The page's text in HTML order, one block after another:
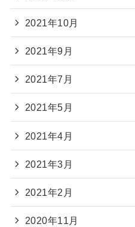
2021年10月
2021年9月
2021年7月
2021年5月
2021年4月
2021年3月
2021年2月
2020年11月